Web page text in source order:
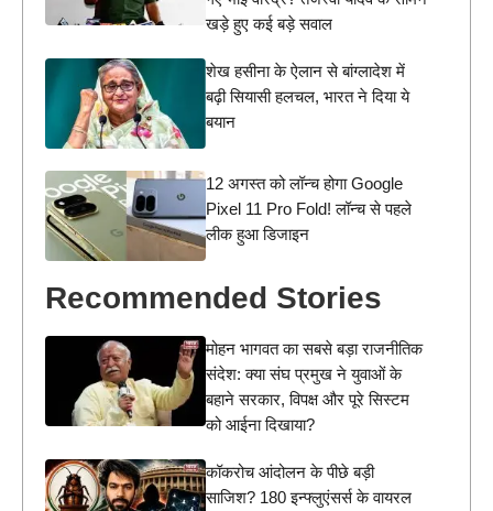
खड़े हुए कई बड़े सवाल
शेख हसीना के ऐलान से बांग्लादेश में
बढ़ी सियासी हलचल, भारत ने दिया ये
बयान
12 अगस्त को लॉन्च होगा Google
Pixel 11 Pro Fold! लॉन्च से पहले
लीक हुआ डिजाइन
Recommended Stories
मोहन भागवत का सबसे बड़ा राजनीतिक
संदेश: क्या संघ प्रमुख ने युवाओं के
बहाने सरकार, विपक्ष और पूरे सिस्टम
को आईना दिखाया?
कॉकरोच आंदोलन के पीछे बड़ी
साजिश? 180 इन्फ्लुएंसर्स के वायरल